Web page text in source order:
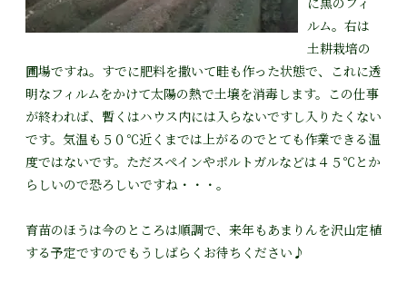
に黒のフィ
ルム。右は
土耕栽培の
圃場ですね。すでに肥料を撒いて畦も作った状態で、これに透
明なフィルムをかけて太陽の熱で土壌を消毒します。この仕事
が終われば、暫くはハウス内には入らないですし入りたくない
です。気温も５０℃近くまでは上がるのでとても作業できる温
度ではないです。ただスペインやポルトガルなどは４５℃とか
らしいので恐ろしいですね・・・。
育苗のほうは今のところは順調で、来年もあまりんを沢山定植
する予定ですのでもうしばらくお待ちください♪